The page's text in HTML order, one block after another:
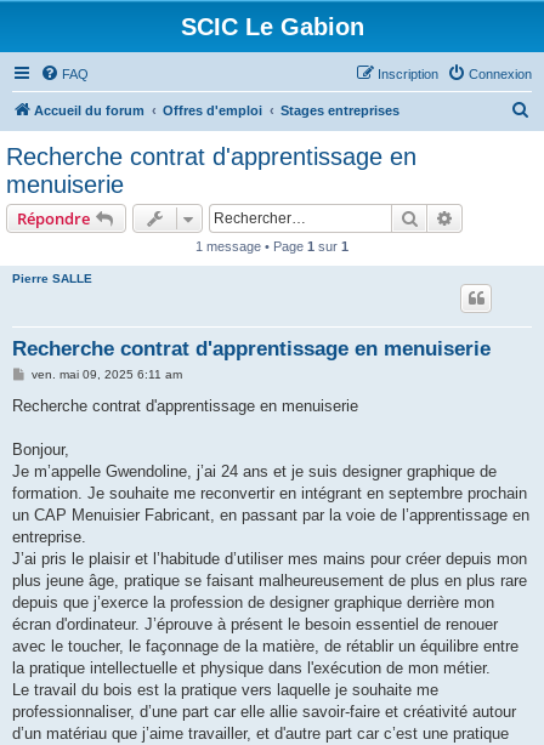
SCIC Le Gabion
FAQ Connexion
Inscription
Accueil du forum Offres d'emploi Stages entreprises
Recherche contrat d'apprentissage en
menuiserie
Répondre Rechercher
1 message • Page 1 sur 1
Pierre SALLE
Recherche contrat d'apprentissage en menuiserie
M
s
g
ven. mai 09, 2025 6:11 am
Recherche contrat d'apprentissage en menuiserie
Bonjour,
Je m’appelle Gwendoline, j’ai 24 ans et je suis designer graphique de
formation. Je souhaite me reconvertir en intégrant en septembre prochain
un CAP Menuisier Fabricant, en passant par la voie de l’apprentissage en
entreprise.
J’ai pris le plaisir et l’habitude d’utiliser mes mains pour créer depuis mon
plus jeune âge, pratique se faisant malheureusement de plus en plus rare
depuis que j’exerce la profession de designer graphique derrière mon
écran d'ordinateur. J’éprouve à présent le besoin essentiel de renouer
avec le toucher, le façonnage de la matière, de rétablir un équilibre entre
la pratique intellectuelle et physique dans l'exécution de mon métier.
Le travail du bois est la pratique vers laquelle je souhaite me
professionnaliser, d’une part car elle allie savoir-faire et créativité autour
d’un matériau que j’aime travailler, et d'autre part car c’est une pratique